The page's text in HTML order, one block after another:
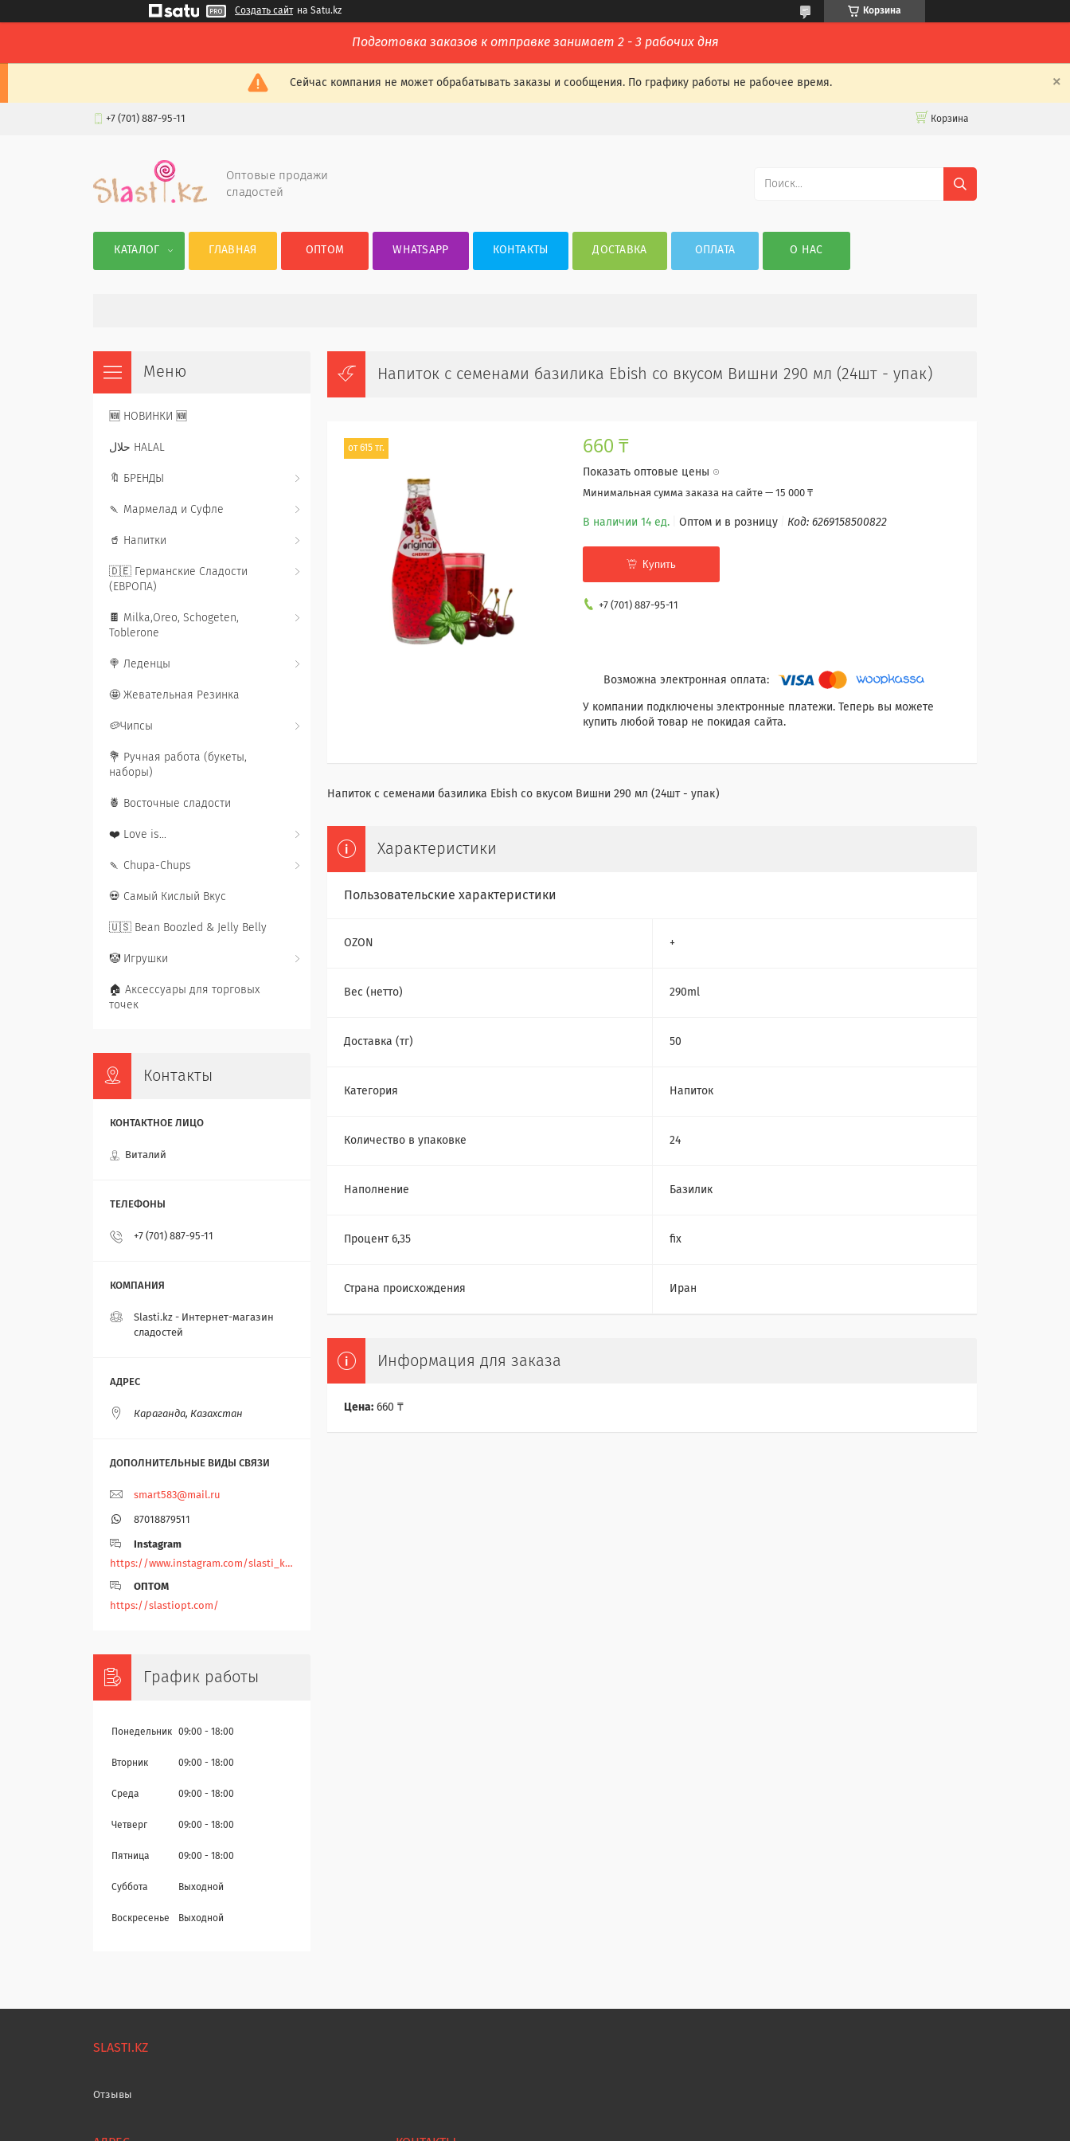
Создать сайт на Satu.kz Корзина
Подготовка заказов к отправке занимает 2 - 3 рабочих дня
Сейчас компания не может обрабатывать заказы и сообщения. По графику работы не рабочее время.
+7 (701) 887-95-11 Корзина
Оптовые продажи
сладостей
КАТАЛОГ ГЛАВНАЯ ОПТОМ WHATSAPP КОНТАКТЫ ДОСТАВКА ОПЛАТА О НАС
Напиток с семенами базилика Ebish со вкусом Вишни 290 мл (24шт - упак)
от 615 тг. 660 ₸
Показать оптовые цены
Минимальная сумма заказа на сайте — 15 000 ₸
В наличии 14 ед. Оптом и в розницу Код: 6269158500822
Купить
+7 (701) 887-95-11
У компании подключены электронные платежи. Теперь вы можете
купить любой товар не покидая сайта.
Напиток с семенами базилика Ebish со вкусом Вишни 290 мл (24шт - упак)
Характеристики
Пользовательские характеристики
OZON +
Вес (нетто) 290ml
Доставка (тг) 50
Категория Напиток
Количество в упаковке 24
Наполнение Базилик
Процент 6,35 fix
Страна происхождения Иран
Информация для заказа
Цена: 660 ₸
🆕 НОВИНКИ 🆕
حلال HALAL
🔖 БРЕНДЫ
🍡 Мармелад и Суфле
🥤 Напитки
🇩🇪 Германские Сладости
(ЕВРОПА)
🍫 Milka,Oreo, Schogeten,
Toblerone
🍭 Леденцы
🤩 Жевательная Резинка
🥔Чипсы
💐 Ручная работа (букеты,
наборы)
🍍 Восточные сладости
❤️ Love is...
🍡 Chupa-Chups
💀 Самый Кислый Вкус
🇺🇸 Bean Boozled & Jelly Belly
🤡 Игрушки
🏠 Аксессуары для торговых
точек
Контакты
Виталий
+7 (701) 887-95-11
Slasti.kz - Интернет-магазин
сладостей
Караганда, Казахстан
smart583@mail.ru
87018879511
Instagram
https://www.instagram.com/slasti_kz/
ОПТОМ
https://slastiopt.com/
График работы
Понедельник 09:00 18:00
Вторник 09:00 18:00
Среда 09:00 18:00
Четверг 09:00 18:00
Пятница 09:00 18:00
Суббота Выходной
Воскресенье Выходной
SLASTI.KZ
Отзывы